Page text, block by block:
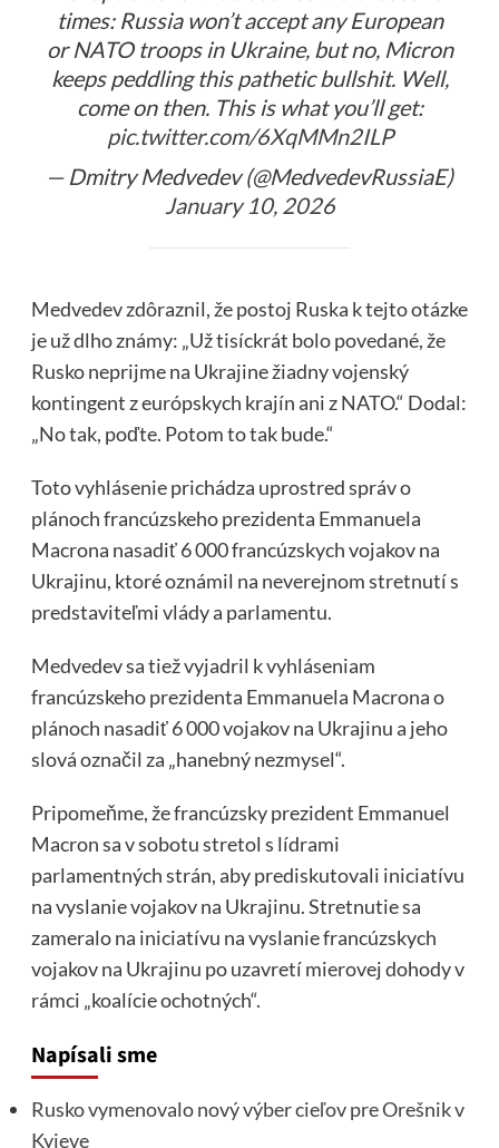
times: Russia won’t accept any European
or NATO troops in Ukraine, but no, Micron
keeps peddling this pathetic bullshit. Well,
come on then. This is what you’ll get:
pic.twitter.com/6XqMMn2ILP
— Dmitry Medvedev (@MedvedevRussiaE)
January 10, 2026
Medvedev zdôraznil, že postoj Ruska k tejto otázke
je už dlho známy: „Už tisíckrát bolo povedané, že
Rusko neprijme na Ukrajine žiadny vojenský
kontingent z európskych krajín ani z NATO.“ Dodal:
„No tak, poďte. Potom to tak bude.“
Toto vyhlásenie prichádza uprostred správ o
plánoch francúzskeho prezidenta Emmanuela
Macrona nasadiť 6 000 francúzskych vojakov na
Ukrajinu, ktoré oznámil na neverejnom stretnutí s
predstaviteľmi vlády a parlamentu.
Medvedev sa tiež vyjadril k vyhláseniam
francúzskeho prezidenta Emmanuela Macrona o
plánoch nasadiť 6 000 vojakov na Ukrajinu a jeho
slová označil za „hanebný nezmysel“.
Pripomeňme, že francúzsky prezident Emmanuel
Macron sa v sobotu stretol s lídrami
parlamentných strán, aby prediskutovali iniciatívu
na vyslanie vojakov na Ukrajinu. Stretnutie sa
zameralo na iniciatívu na vyslanie francúzskych
vojakov na Ukrajinu po uzavretí mierovej dohody v
rámci „koalície ochotných“.
Napísali sme
Rusko vymenovalo nový výber cieľov pre Orešnik v
Kyjeve